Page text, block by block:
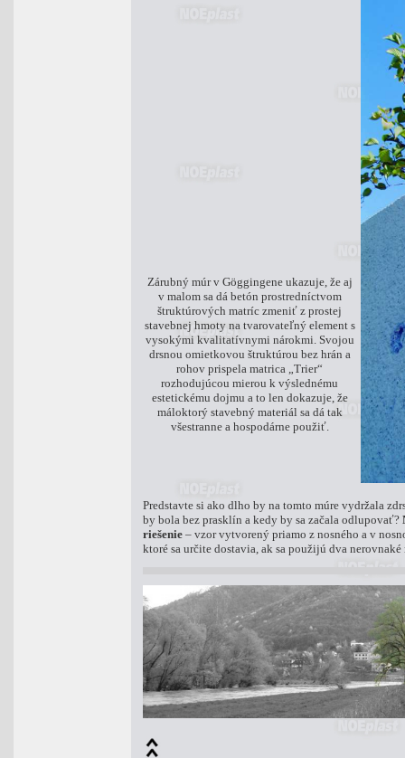
Zárubný múr v Göggingene ukazuje, že aj
v malom sa dá betón prostredníctvom
štruktúrových matríc zmeniť z prostej
stavebnej hmoty na tvarovateľný element s
vysokými kvalitatívnymi nárokmi. Svojou
drsnou omietkovou štruktúrou bez hrán a
rohov prispela matrica „Trier“
rozhodujúcou mierou k výslednému
estetickému dojmu a to len dokazuje, že
máloktorý stavebný materiál sa dá tak
všestranne a hospodárne použiť.
Predstavte si ako dlho by na tomto múre vydržala
by bola bez prasklín a kedy by sa začala odlupovať?
riešenie – vzor vytvorený priamo z nosného a v
ktoré sa určite dostavia, ak sa použijú dva